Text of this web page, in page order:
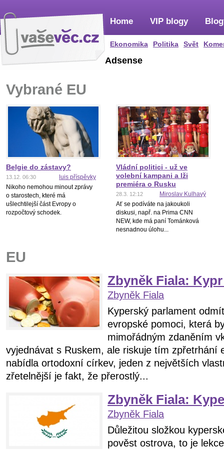
Home
Ekonomika Politika Svět
VIP blogy
Adsense
Vybrané EU
Belgie do zástavy?
13.12. 06:30
luis příspěvky
Nikoho nemohou minout zprávy
o starostech, které má
ušlechtilejší část Evropy o
rozpočtový schodek.
Vládní politici - už ve
volební kampani a lži
premiéra o Rusku
28.3. 12:12
Miroslav Kulhavý
Ať se podíváte na jakoukoli
diskusi, např. na Prima CNN
NEW, kde má paní Tománková
nesnadnou úlohu...
EU
Zbyněk Fiala:
Zbyněk Fiala
Kyperský parlament
evropské pomoci, která
mimořádným zdaněním
vyjednávat s Ruskem, ale riskuje tím zpřetrhání
nabídla ortodoxní církev, jeden z největších
zřetelnější je fakt, že přerostlý...
Zbyněk Fiala:
Zbyněk Fiala
Důležitou složkou
pověst ostrova, to je